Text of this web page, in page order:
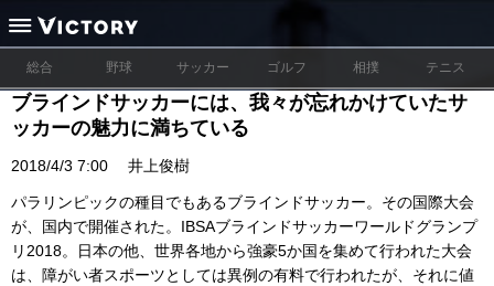
総合 野球 サッカー ゴルフ 相撲 テニス
ブラインドサッカーには、我々が忘れかけていたサ
ッカーの魅力に満ちている
2018/4/3 7:00 井上俊樹
パラリンピックの種目でもあるブラインドサッカー。その国際大会
が、国内で開催された。IBSAブラインドサッカーワールドグランプ
リ2018。日本の他、世界各地から強豪5か国を集めて行われた大会
は、障がい者スポーツとしては異例の有料で行われたが、それに値